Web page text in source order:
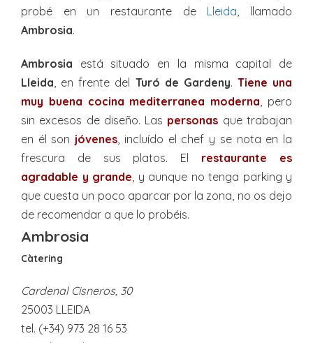
probé en un restaurante de Lleida , llamado
Ambrosia.
Ambrosia está situado en la misma capital de
Lleida , en frente del Turó de Gardeny. Tiene una
muy buena cocina mediterranea moderna , pero
sin excesos de diseño. Las personas que trabajan
en él son jóvenes , incluído el chef y se nota en la
frescura de sus platos. El restaurante es
agradable y grande , y aunque no tenga parking y
que cuesta un poco aparcar por la zona, no os dejo
de recomendar a que lo probéis.
Ambrosia
Càtering
Cardenal Cisneros, 30
25003 LLEIDA
tel. (+34) 973 28 16 53